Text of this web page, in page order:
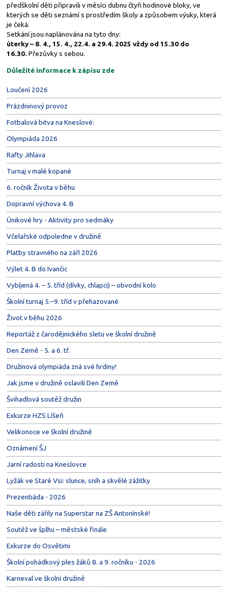
Loučení 2026
Prázdninový provoz
Fotbalová bitva na Kneslové:
Olympiáda 2026
Rafty Jihlava
Turnaj v malé kopané
6. ročník Života v běhu
Dopravní výchova 4. B
Únikové hry - Aktivity pro sedmáky
Včelařské odpoledne v družině
Platby stravného na září 2026
Výlet 4. B do Ivančic
Vybíjená 4. – 5. tříd (dívky, chlapci) – obvodní kolo
Školní turnaj 5.–9. tříd v přehazované
Život v běhu 2026
Reportáž z čarodějnického sletu ve školní družině
Den Země - 5. a 6. tř.
Družinová olympiáda zná své hrdiny!
Jak jsme v družině oslavili Den Země
Švihadlová soutěž družin
Exkurze HZS Líšeň
Velikonoce ve školní družině
Oznámení ŠJ
Jarní radosti na Kneslovce
Lyžák ve Staré Vsi: slunce, sníh a skvělé zážitky
Prezentiáda - 2026
Naše děti zářily na Superstar na ZŠ Antonínské!
Soutěž ve šplhu – městské finále
Exkurze do Osvětimi
Školní pohádkový ples žáků 8. a 9. ročníku - 2026
Karneval ve školní družině
předškolní děti připravili v měsíci dubnu čtyři hodinové bloky, ve
kterých se děti seznámí s prostředím školy a způsobem výuky, která
je čeká.
Setkání jsou naplánována na tyto dny:
úterky – 8. 4., 15. 4., 22.4. a 29.4. 2025 vždy od 15.30 do
16.30. Přezůvky s sebou.
Důležité informace k zápisu zde